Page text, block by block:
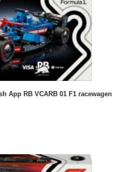
App RB VCARB 01 F1 racewagen